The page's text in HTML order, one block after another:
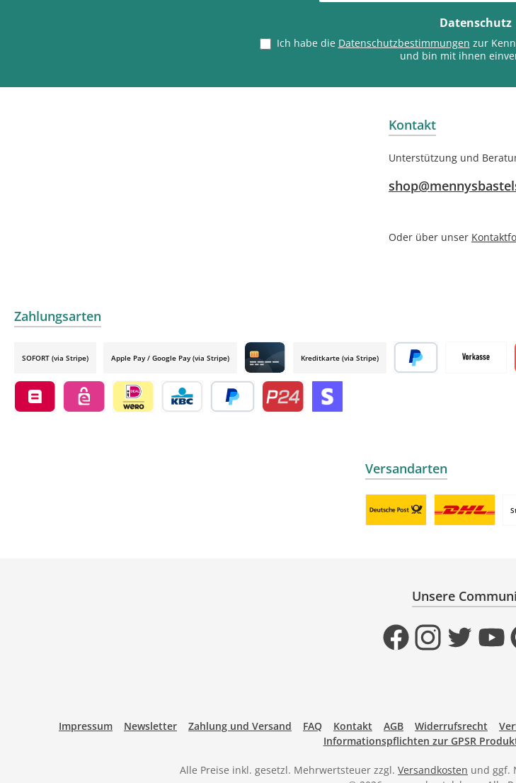
Datenschutz
Ich habe die Datenschutzbestimmungen zur
und bin mit ihnen
Kontakt
Unterstützung und
Oder über unser
Zahlungsarten
SOFORT (via Stripe) Apple Pay / Google Pay (via Stripe)
Credit card by mollie
Kreditkarte (via Stripe)
Versandarten
Unsere
FacebookInstagramTwitter
Impressum Newsletter Zahlung und Versand FAQ Kontakt AGB Widerrufsrecht
Informationspflichten zur GPSR
Alle Preise inkl. gesetzl. Mehrwertsteuer zzgl. Versandkosten und ggf.